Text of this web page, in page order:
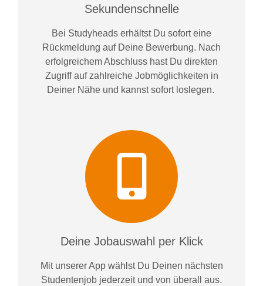
Sekundenschnelle
Bei Studyheads erhältst Du sofort eine
Rückmeldung auf Deine Bewerbung. Nach
erfolgreichem Abschluss hast Du direkten
Zugriff auf zahlreiche Jobmöglichkeiten in
Deiner Nähe und kannst sofort loslegen.
Deine Jobauswahl per Klick
Mit unserer App wählst Du Deinen nächsten
Studentenjob jederzeit und von überall aus.